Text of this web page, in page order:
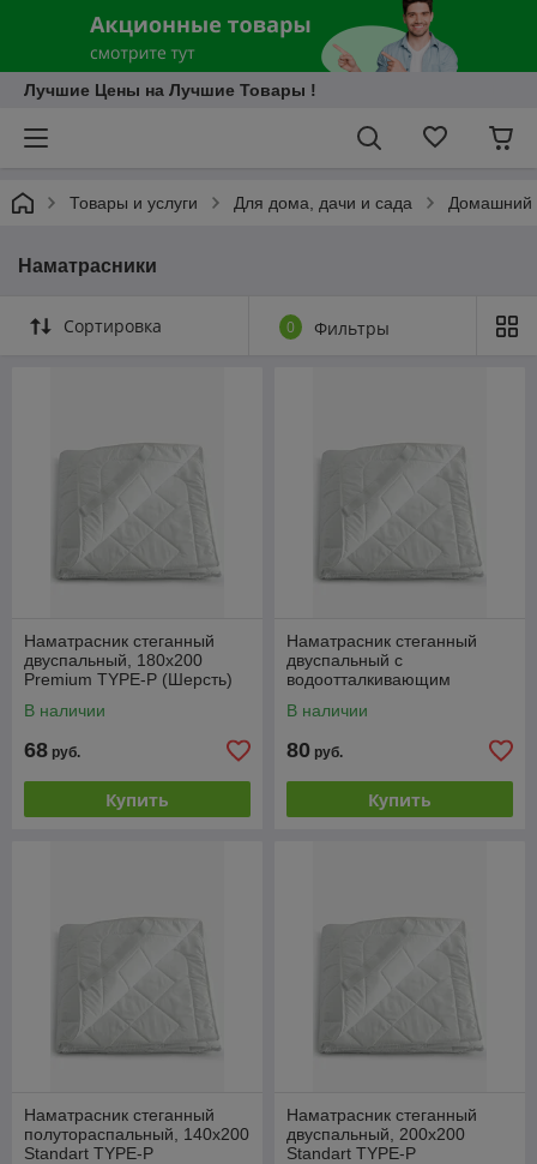
Лучшие Цены на Лучшие Товары !
Товары и услуги Для дома, дачи и сада Домашний
Наматрасники
Сортировка 0 Фильтры
Наматрасник стеганный
двуспальный, 180x200
Premium TYPE-P (Шерсть)
В наличии
68 руб.
Купить
Наматрасник стеганный
двуспальный с
водоотталкивающим
(АКВА-СТОП)
В наличии
80 руб.
Купить
Наматрасник стеганный
полутораспальный, 140x200
Standart TYPE-P
Наматрасник стеганный
двуспальный, 200x200
Standart TYPE-P